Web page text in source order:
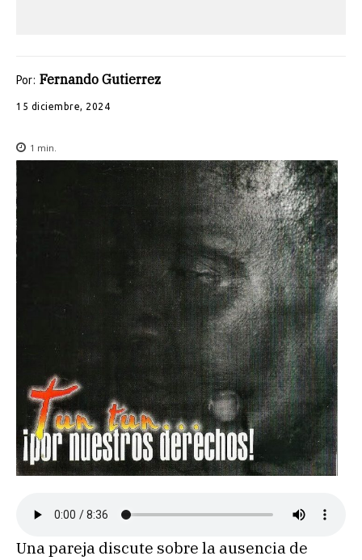
Por: Fernando Gutierrez
15 diciembre, 2024
1 min.
Una pareja discute sobre la ausencia de